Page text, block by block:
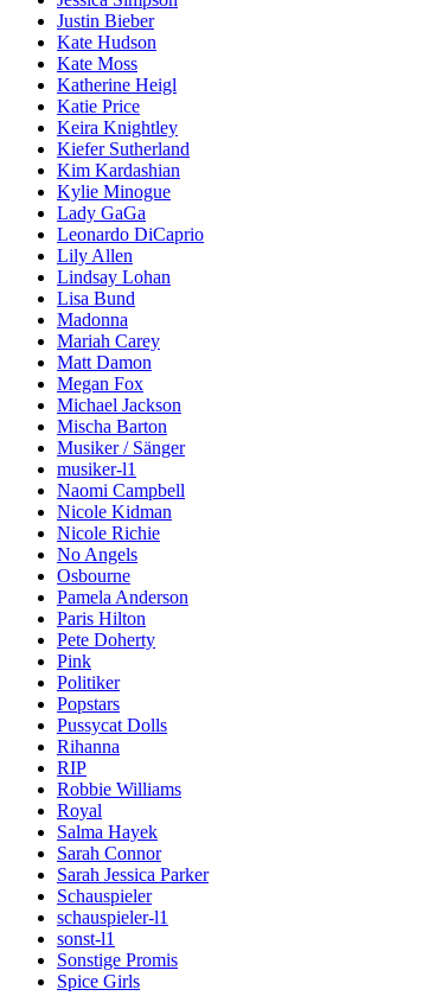
Justin Bieber
Kate Hudson
Kate Moss
Katherine Heigl
Katie Price
Keira Knightley
Kiefer Sutherland
Kim Kardashian
Kylie Minogue
Lady GaGa
Leonardo DiCaprio
Lily Allen
Lindsay Lohan
Lisa Bund
Madonna
Mariah Carey
Matt Damon
Megan Fox
Michael Jackson
Mischa Barton
Musiker / Sänger
musiker-l1
Naomi Campbell
Nicole Kidman
Nicole Richie
No Angels
Osbourne
Pamela Anderson
Paris Hilton
Pete Doherty
Pink
Politiker
Popstars
Pussycat Dolls
Rihanna
RIP
Robbie Williams
Royal
Salma Hayek
Sarah Connor
Sarah Jessica Parker
Schauspieler
schauspieler-l1
sonst-l1
Sonstige Promis
Spice Girls